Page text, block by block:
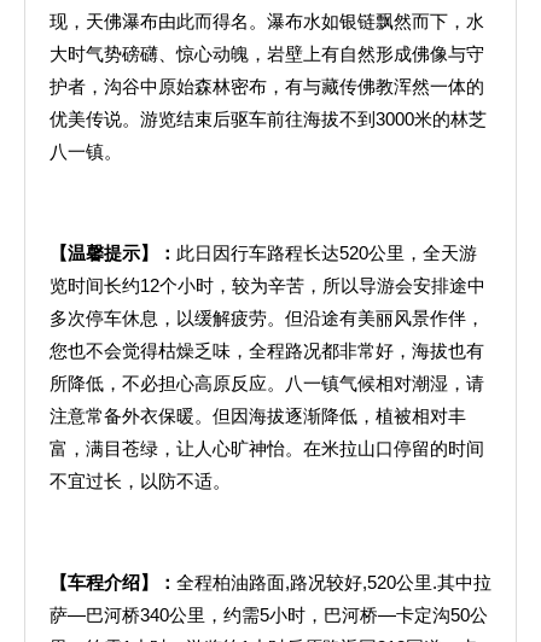
现，天佛瀑布由此而得名。瀑布水如银链飘然而下，水
大时气势磅礴、惊心动魄，岩壁上有自然形成佛像与守
护者，沟谷中原始森林密布，有与藏传佛教浑然一体的
优美传说。游览结束后驱车前往海拔不到3000米的林芝
八一镇。
【温馨提示】： 此日因行车路程长达520公里，全天游
览时间长约12个小时，较为辛苦，所以导游会安排途中
多次停车休息，以缓解疲劳。但沿途有美丽风景作伴，
您也不会觉得枯燥乏味，全程路况都非常好，海拔也有
所降低，不必担心高原反应。八一镇气候相对潮湿，请
注意常备外衣保暖。但因海拔逐渐降低，植被相对丰
富，满目苍绿，让人心旷神怡。在米拉山口停留的时间
不宜过长，以防不适。
【车程介绍】： 全程柏油路面,路况较好,520公里.其中拉
萨—巴河桥340公里，约需5小时，巴河桥—卡定沟50公